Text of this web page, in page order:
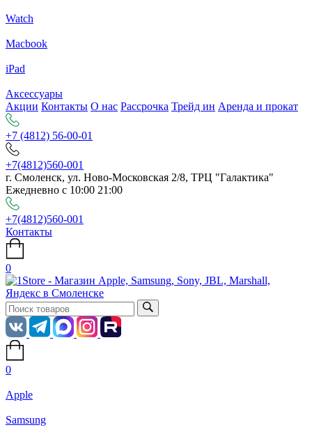
Watch
Macbook
iPad
Аксессуары
Акции Контакты О нас Рассрочка Трейд ин Аренда и прокат
+7 (4812) 56-00-01
+7(4812)560-001
г. Смоленск, ул. Ново-Московская 2/8, ТРЦ "Галактика"
Ежедневно с 10:00 21:00
+7(4812)560-001
Контакты
0
0
Apple
Samsung